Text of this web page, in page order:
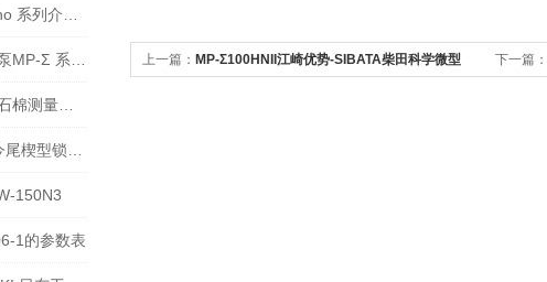
150N3
1的参数表
上一篇： MP-Σ100HNII江崎优势-SIBATA柴田科学微型 下一篇：